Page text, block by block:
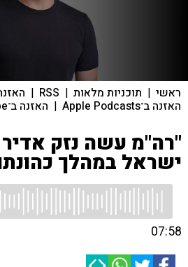
ראשי | תוכניות מלאות |
RSS
|
האזנה ב־Apple Podcasts | האזנה ב־youtube
"רה"מ עשה נזק אדיר
ישראל במהלך
07:58